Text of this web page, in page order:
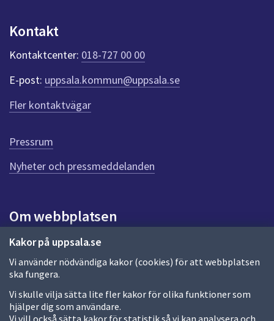
Kakor på uppsala.se
Vi använder nödvändiga kakor (cookies) för att webbplatsen
ska fungera.
Vi skulle vilja sätta lite fler kakor för olika funktioner som
hjälper dig som användare.
Vi vill också sätta kakor för statistik så vi kan analysera och
n
t
r
ö
e
n
n
i
d
a
Kontakt
Kontaktcenter: 018-727 00 00
E-post: uppsala.kommun@uppsala.se
Fler kontaktvägar
Pressrum
Nyheter och pressmeddelanden
Om webbplatsen
Om webbplatsen
Allmänna handlingar och diarium
Behandling av personuppgifter
Kakor